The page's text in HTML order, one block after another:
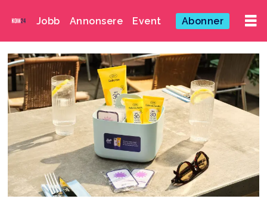
Jobb Annonsere Event Abonner